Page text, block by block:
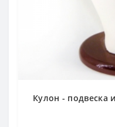
Кулон - подвеска